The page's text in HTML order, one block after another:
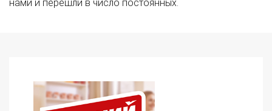
нами и перешли в число постоянных.